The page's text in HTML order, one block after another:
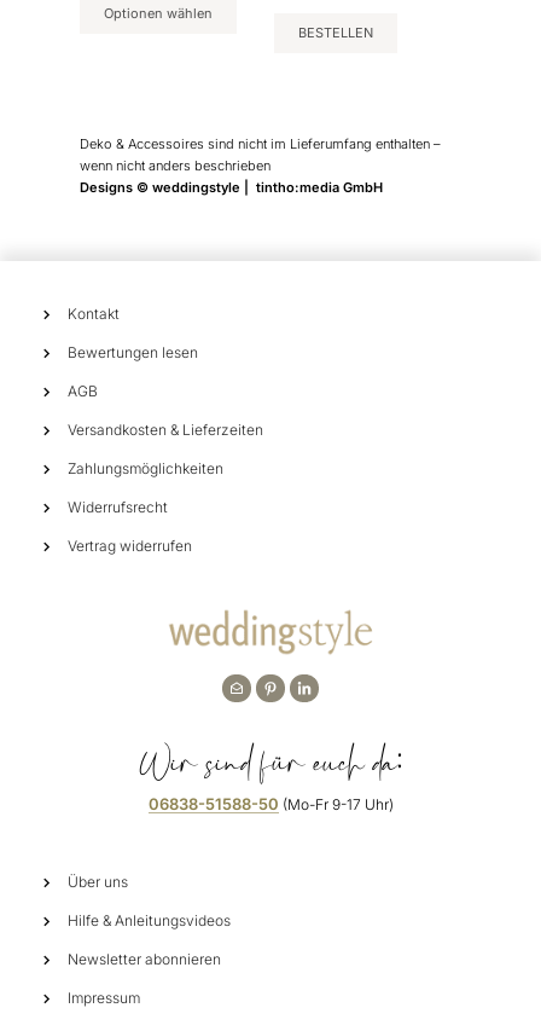
Optionen wählen
gewählt
war:
ist:
BESTELLEN
Deko & Accessoires sind nicht im Lieferumfang enthalten –
wenn nicht anders beschrieben
Designs © weddingstyle | tintho:media GmbH
Kontakt
Bewertungen lesen
AGB
Versandkosten & Lieferzeiten
Zahlungsmöglichkeiten
Widerrufsrecht
Vertrag widerrufen
Wir sind für euch da:
06838-51588-50 (Mo-Fr 9-17 Uhr)
Über uns
Hilfe & Anleitungsvideos
Newsletter abonnieren
Impressum